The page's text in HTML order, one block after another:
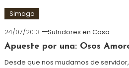
Simago
24/07/2013
Sufridores en Casa
Apueste por una: Osos
Desde que nos mudamos de